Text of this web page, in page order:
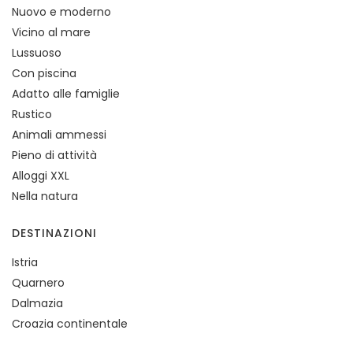
Nuovo e moderno
Vicino al mare
Lussuoso
Con piscina
Adatto alle famiglie
Rustico
Animali ammessi
Pieno di attività
Alloggi XXL
Nella natura
DESTINAZIONI
Istria
Quarnero
Dalmazia
Croazia continentale